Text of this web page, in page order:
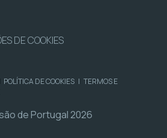
DE COOKIES
POLÍTICA DE COOKIES | TERMOS E
de Portugal 2026